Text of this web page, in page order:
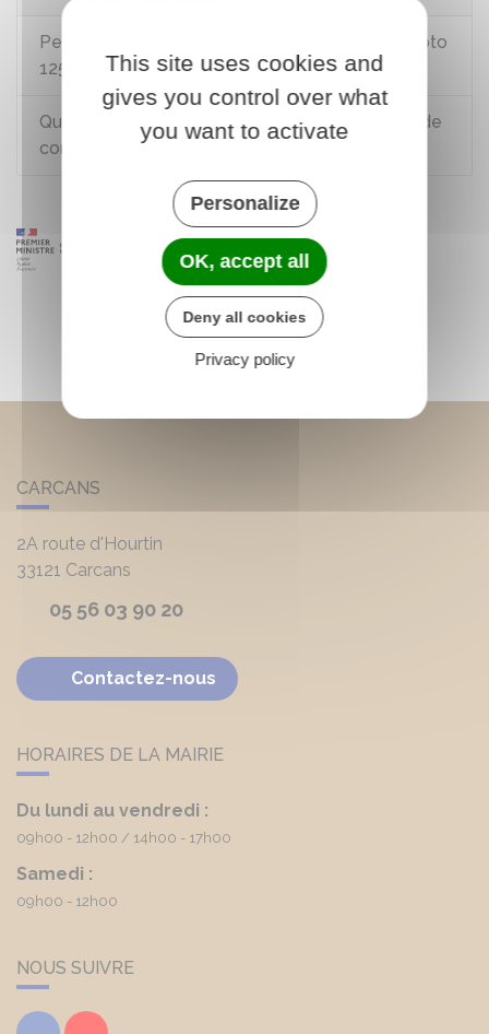
Peut-on conduire un scooter 3 roues ou une moto
125 avec le permis B ?
Quels véhicules peut-on conduire sans permis de
conduire ?
CARCANS
2A route d'Hourtin
33121 Carcans
05 56 03 90 20
Contactez-nous
HORAIRES DE LA MAIRIE
Du lundi au vendredi :
09h00 - 12h00 14h00 - 17h00
Samedi :
09h00 - 12h00
NOUS SUIVRE
This site uses cookies and
gives you control over what
you want to activate
Personalize
OK, accept all
Deny all cookies
Privacy policy